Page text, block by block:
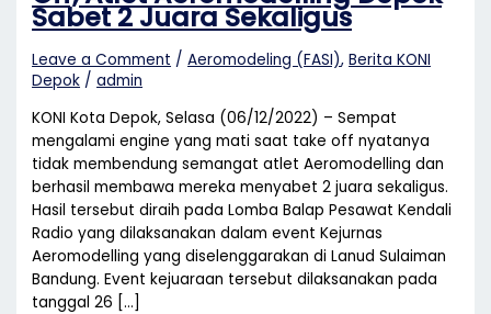
Sabet 2 Juara Sekaligus
Leave a Comment /Aeromodeling (FASI),Berita KONI
Depok /admin
KONI Kota Depok, Selasa (06/12/2022) – Sempat
mengalami engine yang mati saat take off nyatanya
tidak membendung semangat atlet Aeromodelling dan
berhasil membawa mereka menyabet 2 juara sekaligus.
Hasil tersebut diraih pada Lomba Balap Pesawat Kendali
Radio yang dilaksanakan dalam event Kejurnas
Aeromodelling yang diselenggarakan di Lanud Sulaiman
Bandung. Event kejuaraan tersebut dilaksanakan pada
tanggal 26 […]